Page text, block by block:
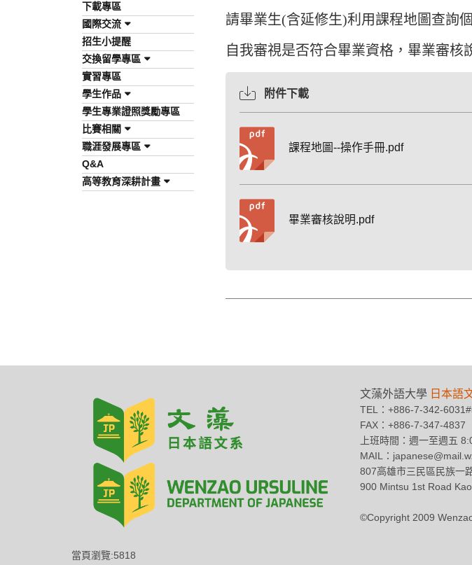
下載專區
國際交流
招生小提醒
交換留學專區
實習專區
學生作品
學生專業證照獎勵專區
比賽相關
職涯發展專區
Q&A
高等教育深耕計畫
請畢業生(含延修生)利用課程地圖查詢
自我審視是否符合畢業資格，畢業審
附件下載
課程地圖--操作手冊.pdf
畢業審核說明.pdf
文藻外語大學 日本語
TEL：+886-7-342-
FAX：+886-7-347-4837
上班時間：週一至週五
MAIL：
807高雄市三民區民族一
900 Mintsu 1st Road
©Copyright 2009
當頁瀏覽:5818